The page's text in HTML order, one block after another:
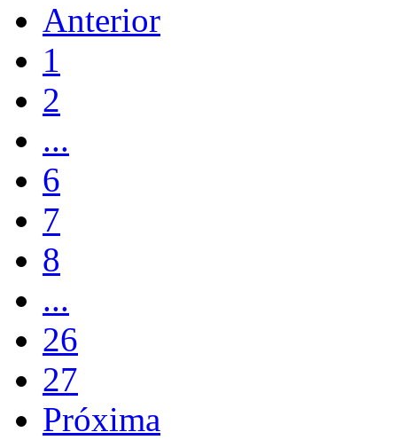
Anterior
1
2
...
6
7
8
...
26
27
Próxima